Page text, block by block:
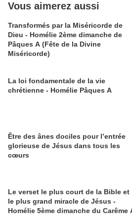
Vous aimerez aussi
Transformés par la Miséricorde de
Dieu - Homélie 2ème dimanche de
Pâques A (Fête de la Divine
Miséricorde)
La loi fondamentale de la vie
chrétienne - Homélie Pâques A
Être des ânes dociles pour l’entrée
glorieuse de Jésus dans tous les
cœurs
Le verset le plus court de la Bible et
le plus grand miracle de Jésus -
Homélie 5ème dimanche du Carême